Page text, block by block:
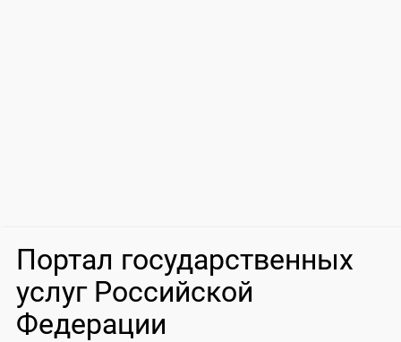
Портал государственных
услуг Российской
Федерации